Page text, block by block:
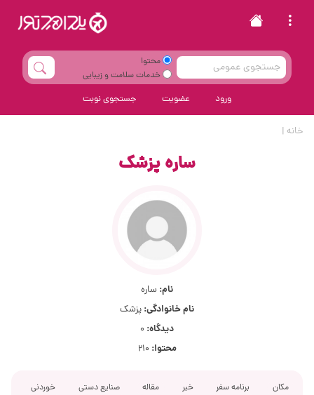
محتوا
خدمات سلامت و زیبایی
ورود عضویت جستجوی نوبت
خانه |
ساره پزشک
نام: ساره
نام خانوادگی: پزشک
دیدگاه:
محتوا: 210
مکان برنامه سفر خبر مقاله صنایع دستی
خوردنی